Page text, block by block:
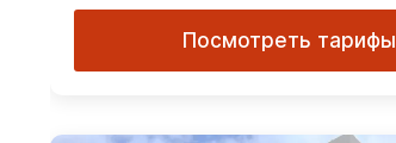
Посмотреть тарифы